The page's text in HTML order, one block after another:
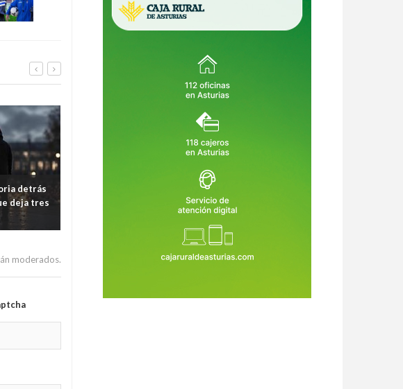
detrás
deja tres
El crimen de Llanes destapa una
cadena de alertas: el asesino había
sido condenado, expulsado de la
Guardia Civil y tenía prohibido
moderados.